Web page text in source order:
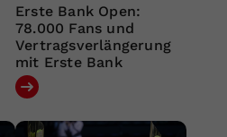
Erste Bank Open:
78.000 Fans und
Vertragsverlängerung
mit Erste Bank